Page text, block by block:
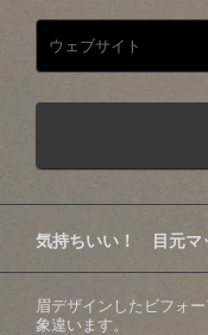
気持ちいい！ 目元マ
眉デザインしたビフォ
象違います。